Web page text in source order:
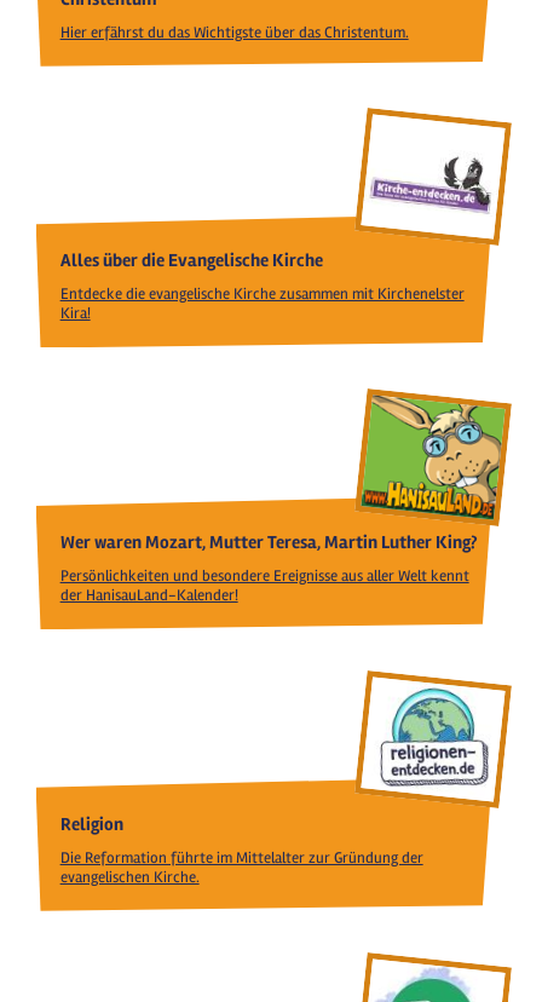
Hier erfährst du das Wichtigste über das Christentum.
Alles über die Evangelische Kirche
Entdecke die evangelische Kirche zusammen mit Kirchenelster
Kira!
Wer waren Mozart, Mutter Teresa, Martin Luther King?
Persönlichkeiten und besondere Ereignisse aus aller Welt kennt
der HanisauLand-Kalender!
Religion
Die Reformation führte im Mittelalter zur Gründung der
evangelischen Kirche.